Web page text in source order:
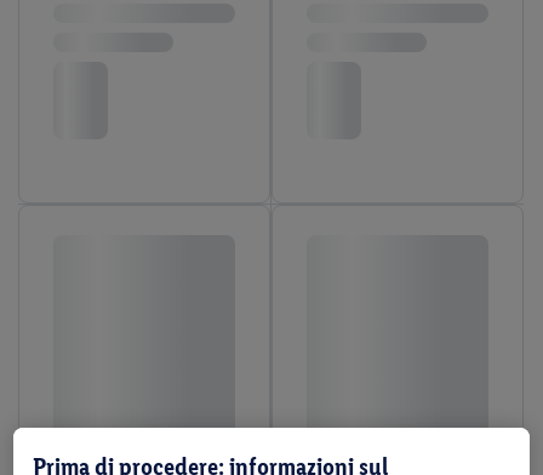
Prima di procedere: informazioni sul